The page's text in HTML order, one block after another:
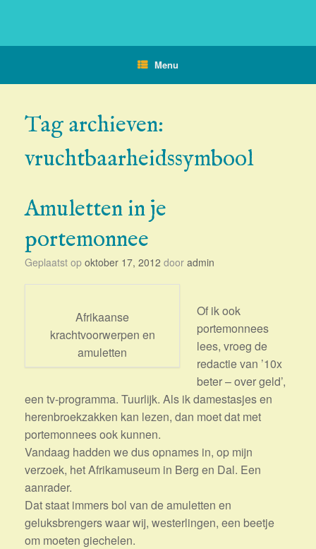
Menu
Tag archieven:
vruchtbaarheidssymbool
Amuletten in je
portemonnee
Geplaatst op oktober 17, 2012 door admin
Afrikaanse
krachtvoorwerpen en
amuletten
Of ik ook
portemonnees
lees, vroeg de
redactie van ’10x
beter – over geld’,
een tv-programma. Tuurlijk. Als ik damestasjes en
herenbroekzakken kan lezen, dan moet dat met
portemonnees ook kunnen.
Vandaag hadden we dus opnames in, op mijn
verzoek, het Afrikamuseum in Berg en Dal. Een
aanrader.
Dat staat immers bol van de amuletten en
geluksbrengers waar wij, westerlingen, een beetje
om moeten giechelen.